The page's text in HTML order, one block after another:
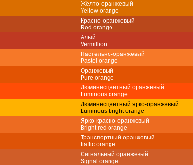
Жёлто-оранжевый
Yellow orange
Красно-оранжевый
Red orange
Алый
Vermillion
Пастельно-оранжевый
Pastel orange
Оранжевый
Pure orange
Люминесцентный оранжевый
Luminous orange
Люминесцентный ярко-оранжевый
Luminous bright orange
Ярко-красно-оранжевый
Bright red orange
Транспортный оранжевый
traffic orange
Сигнальный оранжевый
Signal orange